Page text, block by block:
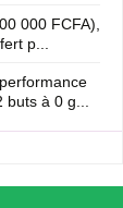
000 FCFA),
p...
buts à 0 g...